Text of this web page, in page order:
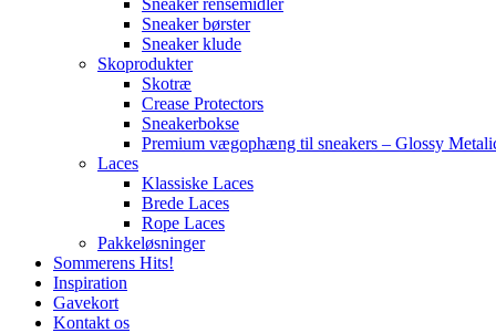
Sneaker rensemidler
Sneaker børster
Sneaker klude
Skoprodukter
Skotræ
Crease Protectors
Sneakerbokse
Premium vægophæng til sneakers – Glossy
Laces
Klassiske Laces
Brede Laces
Rope Laces
Pakkeløsninger
Sommerens Hits!
Inspiration
Gavekort
Kontakt os